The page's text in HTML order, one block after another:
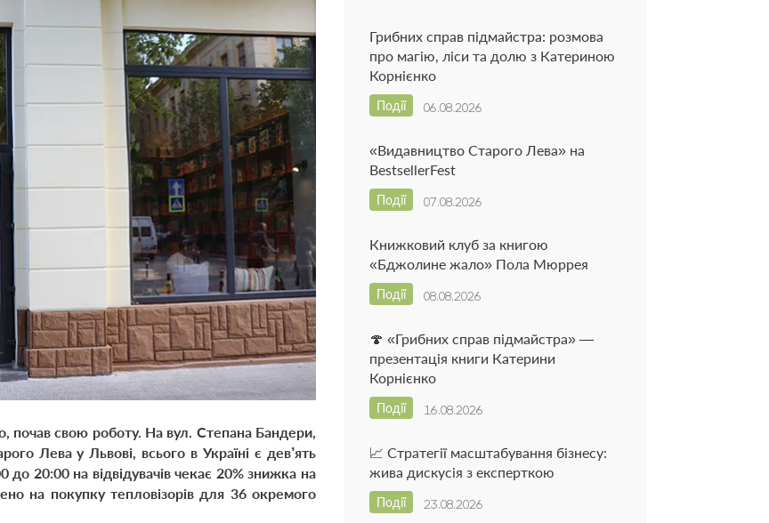
свою роботу. На вул. Степана Бандери,
Лева у Львові, всього в Україні є дев’ять
до 20:00 на відвідувачів чекає 20% знижка на
на покупку тепловізорів для 36 окремого
Грибних справ підмайстра: розмова
про магію, ліси та долю з Катериною
Корнієнко
06.08.2026
Події
«Видавництво Старого Лева» на
BestsellerFest
07.08.2026
Події
Книжковий клуб за книгою
«Бджолине жало» Пола Мюррея
08.08.2026
Події
🍄 «Грибних справ підмайстра» —
презентація книги Катерини
Корнієнко
16.08.2026
Події
📈 Стратегії масштабування бізнесу:
жива дискусія з експерткою
23.08.2026
Події